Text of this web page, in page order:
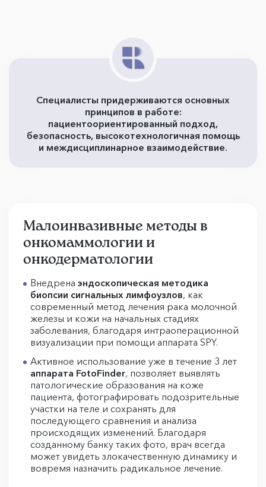
Специалисты придерживаются основных
принципов в работе:
пациентоориентированный подход,
безопасность, высокотехнологичная помощь
и междисциплинарное взаимодействие.
Малоинвазивные методы в
онкомаммологии и
онкодерматологии
Внедрена эндоскопическая методика
биопсии сигнальных лимфоузлов, как
современный метод лечения рака молочной
железы и кожи на начальных стадиях
заболевания, благодаря интраоперационной
визуализации при помощи аппарата SPY.
Активное использование уже в течение 3 лет
аппарата FotoFinder, позволяет выявлять
патологические образования на коже
пациента, фотографировать подозрительные
участки на теле и сохранять для
последующего сравнения и анализа
происходящих изменений. Благодаря
созданному банку таких фото, врач всегда
может увидеть злокачественную динамику и
вовремя назначить радикальное лечение.